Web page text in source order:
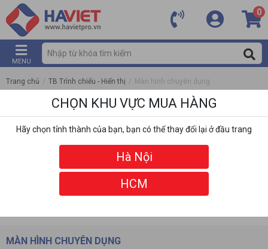
0
MENU
Trang chủ / TB Trình chiếu - Hiển thị / Màn hình chuyên dụng
MÀN HÌNH CHUYÊN DỤNG
CHỌN KHU VỰC MUA HÀNG
Hãy chọn tỉnh thành của bạn, bạn có thể thay đổi lại ở đầu trang
Hà Nội
HCM